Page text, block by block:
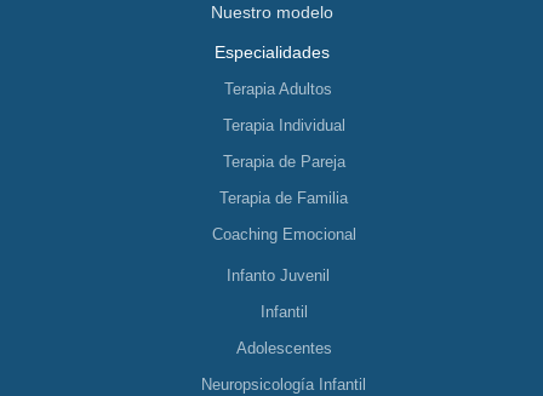
Nuestro modelo
Especialidades
Terapia Adultos
Terapia Individual
Terapia de Pareja
Terapia de Familia
Coaching Emocional
Infanto Juvenil
Infantil
Adolescentes
Neuropsicología Infantil